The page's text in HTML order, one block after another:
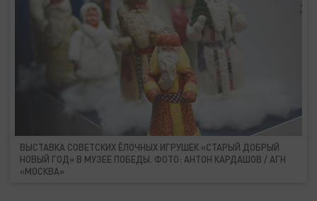
ВЫСТАВКА СОВЕТСКИХ ЁЛОЧНЫХ ИГРУШЕК «СТАРЫЙ ДОБРЫЙ
НОВЫЙ ГОД» В МУЗЕЕ ПОБЕДЫ. ФОТО: АНТОН КАРДАШОВ / АГН
«МОСКВА»